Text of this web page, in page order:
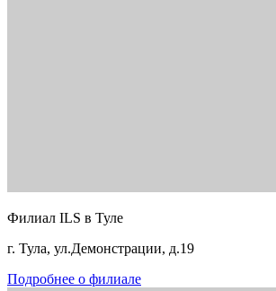
Филиал ILS в Туле
г. Тула, ул.Демонстрации, д.19
Подробнее о филиале